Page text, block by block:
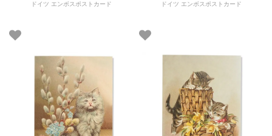
ドイツ エンボスポストカード ドイツ エンボスポストカード